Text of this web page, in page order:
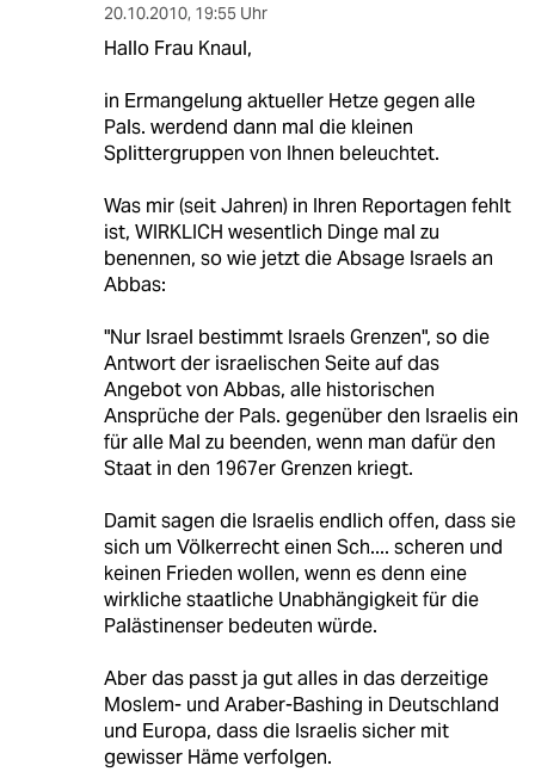
20.10.2010, 19:55 Uhr
Hallo Frau Knaul,
in Ermangelung aktueller Hetze gegen alle
Pals. werdend dann mal die kleinen
Splittergruppen von Ihnen beleuchtet.
Was mir (seit Jahren) in Ihren Reportagen fehlt
ist, WIRKLICH wesentlich Dinge mal zu
benennen, so wie jetzt die Absage Israels an
Abbas:
"Nur Israel bestimmt Israels Grenzen", so die
Antwort der israelischen Seite auf das
Angebot von Abbas, alle historischen
Ansprüche der Pals. gegenüber den Israelis ein
für alle Mal zu beenden, wenn man dafür den
Staat in den 1967er Grenzen kriegt.
Damit sagen die Israelis endlich offen, dass sie
sich um Völkerrecht einen Sch.... scheren und
keinen Frieden wollen, wenn es denn eine
wirkliche staatliche Unabhängigkeit für die
Palästinenser bedeuten würde.
Aber das passt ja gut alles in das derzeitige
Moslem- und Araber-Bashing in Deutschland
und Europa, dass die Israelis sicher mit
gewisser Häme verfolgen.